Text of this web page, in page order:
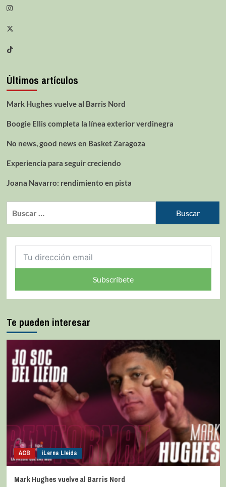
Últimos artículos
Mark Hughes vuelve al Barris Nord
Boogie Ellis completa la línea exterior verdinegra
No news, good news en Basket Zaragoza
Experiencia para seguir creciendo
Joana Navarro: rendimiento en pista
Subscríbete
Te pueden interesar
ACB iLerna Lleida
Mark Hughes vuelve al Barris Nord